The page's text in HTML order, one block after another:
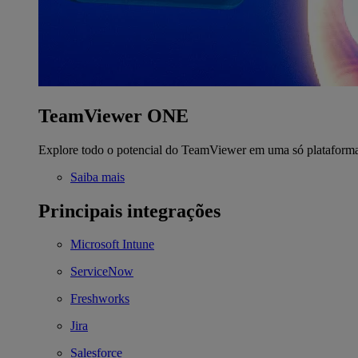
TeamViewer ONE
Explore todo o potencial do TeamViewer em uma só
Saiba mais
Principais integrações
Microsoft Intune
ServiceNow
Freshworks
Jira
Salesforce